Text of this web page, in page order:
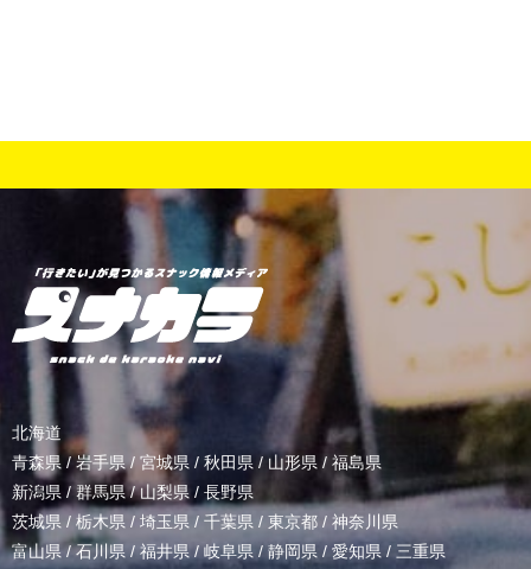
北海道
青森県 /岩手県/ 宮城県 / 秋田県 / 山形県 / 福島県
新潟県 /群馬県/山梨県 / 長野県
茨城県 / 栃木県 / 埼玉県 / 千葉県 / 東京都 / 神奈川県
富山県/石川県 / 福井県/岐阜県 / 静岡県 / 愛知県 / 三重県